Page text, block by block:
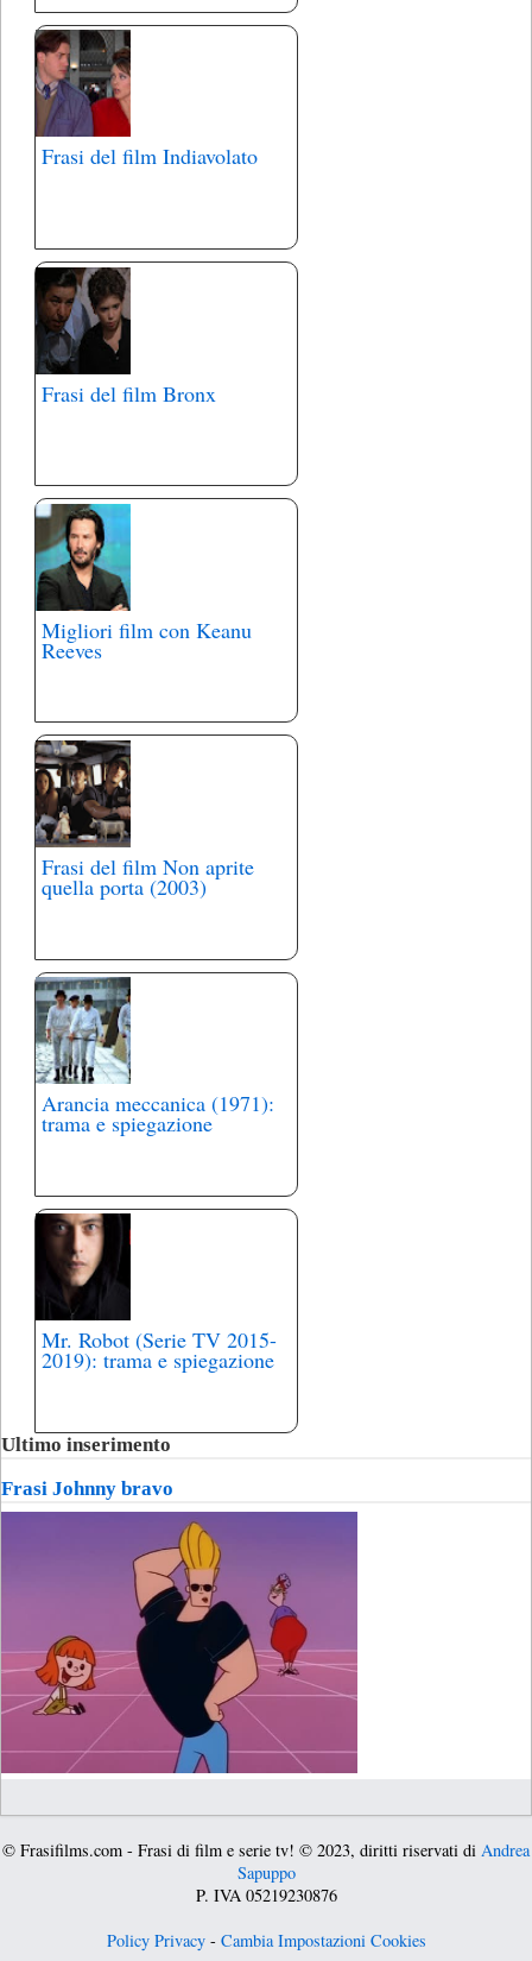
Frasi del film Indiavolato
Frasi del film Bronx
Migliori film con Keanu
Reeves
Frasi del film Non aprite
quella porta (2003)
Arancia meccanica (1971):
trama e spiegazione
Mr. Robot (Serie TV 2015-
2019): trama e spiegazione
Ultimo inserimento
Frasi Johnny bravo
© Frasifilms.com - Frasi di film e serie tv! © 2023, diritti riservati di Andrea
Sapuppo
P. IVA 05219230876
Policy Privacy- Cambia Impostazioni Cookies